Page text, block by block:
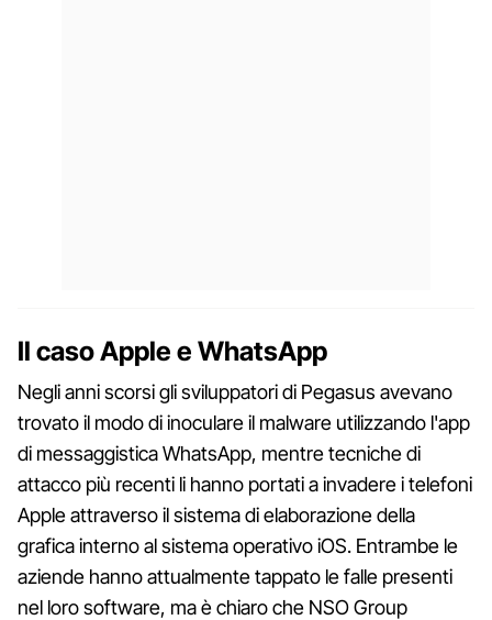
Il caso Apple e WhatsApp
Negli anni scorsi gli sviluppatori di Pegasus avevano
trovato il modo di inoculare il malware utilizzando l'app
di messaggistica WhatsApp, mentre tecniche di
attacco più recenti li hanno portati a invadere i telefoni
Apple attraverso il sistema di elaborazione della
grafica interno al sistema operativo iOS. Entrambe le
aziende hanno attualmente tappato le falle presenti
nel loro software, ma è chiaro che NSO Group